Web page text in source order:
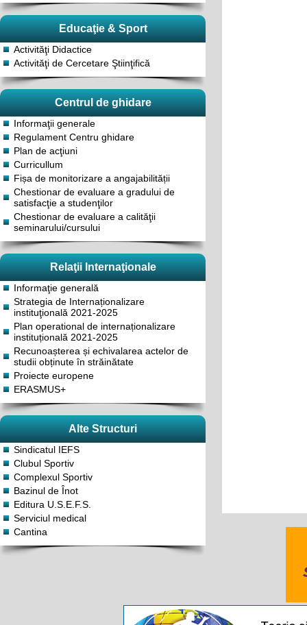
Educaţie & Sport
Activităţi Didactice
Activităţi de Cercetare Ştiinţifică
Centrul de ghidare
Informaţii generale
Regulament Centru ghidare
Plan de acţiuni
Curricullum
Fișa de monitorizare a angajabilității
Chestionar de evaluare a gradului de
satisfacţie a studenţilor
Chestionar de evaluare a calităţii
seminarului/cursului
Relaţii Internaţionale
Informaţie generală
Strategia de Internaționalizare
instituţională 2021-2025
Plan operational de internaționalizare
instituțională 2021-2025
Recunoașterea și echivalarea actelor de
studii obținute în străinătate
Proiecte europene
ERASMUS+
Alte Structuri
Sindicatul IEFS
Clubul Sportiv
Complexul Sportiv
Bazinul de Înot
Editura U.S.E.F.S.
Serviciul medical
Cantina